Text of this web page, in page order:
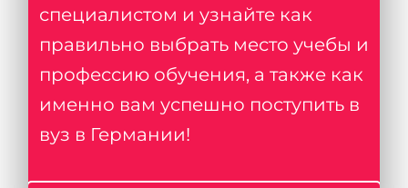
специалистом и узнайте как
правильно выбрать место учебы и
профессию обучения, а также как
именно вам успешно поступить в
вуз в Германии!